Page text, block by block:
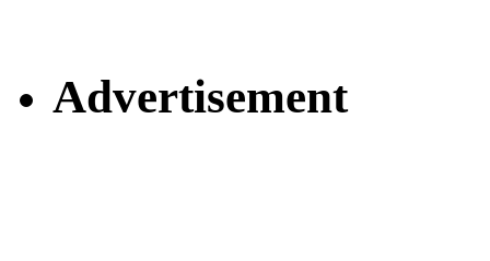
Advertisement